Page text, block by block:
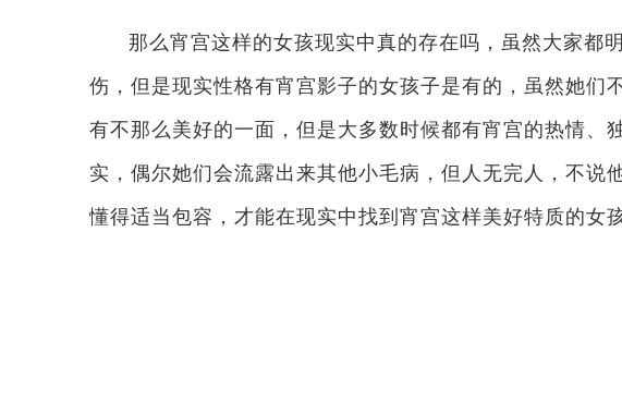
那么宵宫这样的女孩现实中真的存在吗，虽然大家都
伤，但是现实性格有宵宫影子的女孩子是有的，虽然她们
有不那么美好的一面，但是大多数时候都有宵宫的热情、
实，偶尔她们会流露出来其他小毛病，但人无完人，不说
懂得适当包容，才能在现实中找到宵宫这样美好特质的女